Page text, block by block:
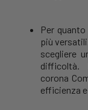
Per
più
scegliere
difficoltà.
corona
efficienza